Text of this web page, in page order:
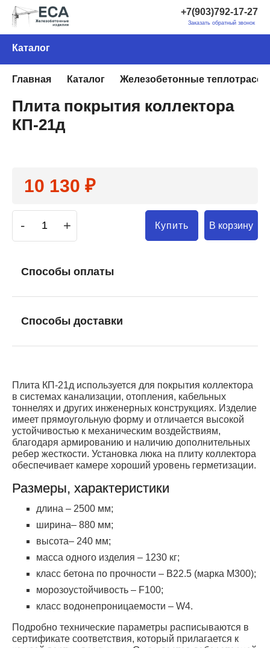
+7(903)792-17-27
Заказать обратный звонок
Каталог
Главная Каталог Железобетонные
Плита покрытия коллектора
КП-21д
10 130 ₽
- + Купить В корзину
Способы оплаты
Способы доставки
Плита КП-21д используется для покрытия коллектора
в системах канализации, отопления, кабельных
тоннелях и других инженерных конструкциях. Изделие
имеет прямоугольную форму и отличается высокой
устойчивостью к механическим воздействиям,
благодаря армированию и наличию дополнительных
ребер жесткости. Установка люка на плиту коллектора
обеспечивает камере хороший уровень герметизации.
Размеры, характеристики
длина – 2500 мм;
ширина– 880 мм;
высота– 240 мм;
масса одного изделия – 1230 кг;
класс бетона по прочности – В22.5 (марка М300);
морозоустойчивость – F100;
класс водонепроницаемости – W4.
Подробно технические параметры расписываются в
сертификате соответствия, который прилагается к